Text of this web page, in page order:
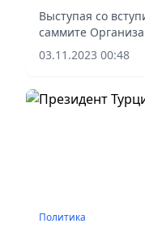
Выступая со
саммите
Президент
приветствовал
03.11.2023 00:48
Политика